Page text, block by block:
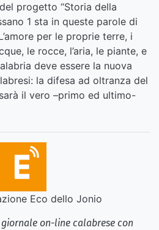
progetto “Storia della
1 sta in queste parole di
per le proprie terre, i
le rocce, l’aria, le piante, e
deve essere la nuova
la difesa ad oltranza del
il vero –primo ed ultimo-
Eco dello Jonio
on-line calabrese con